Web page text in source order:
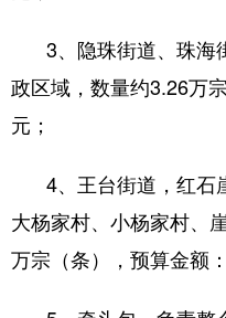
3、隐珠街道、珠海
政区域，数量约3.26万
元；
4、王台街道，红石
大杨家村、小杨家村、
万宗（条），预算金额